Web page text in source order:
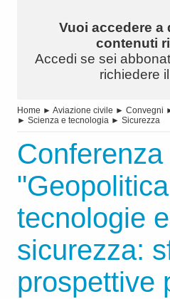
Vuoi accedere a
contenuti
Accedi se sei
richiedere
Home ► Aviazione civile ► Convegni
► Scienza e tecnologia ► Sicurezza
Conferenza
tecnologie e
sicurezza:
prospettive